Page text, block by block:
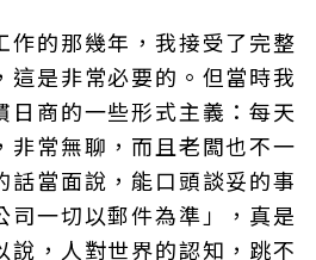
作的那幾年，我接受了完整
這是非常必要的。但當時我
日商的一些形式主義：每天
非常無聊，而且老闆也不一
話當面說，能口頭談妥的事
一切以郵件為準」，真是
說，人對世界的認知，跳不